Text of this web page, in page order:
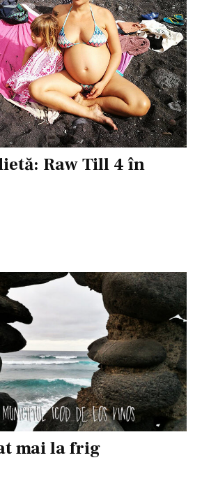
Raw Till 4 în
mai la frig